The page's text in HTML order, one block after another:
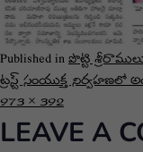
Published inపొట్టి
ట్రస్ట్ సంయుక్త నిర్వహణలో
973 × 392
LEAVE A